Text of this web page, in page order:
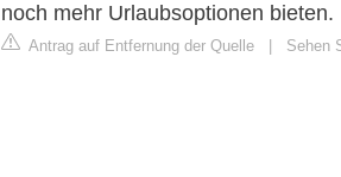
noch mehr Urlaubsoptionen bieten.
Antrag auf Entfernung der Quelle Sehen